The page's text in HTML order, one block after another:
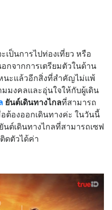
ป็นการไปท่องเที่ยว หรือ
กจากการเตรียมตัวในด้าน
นะแล้วอีกสิ่งที่สำคัญไม่แพ้
มงคลและอุ่นใจให้กับผู้เดิน
ยันต์เดินทางไกลที่สามารถ
ต้องออกเดินทางค่ะ ในวันนี้
นต์เดินทางไกลที่สามารถเซฟ
ดตัวได้ค่า